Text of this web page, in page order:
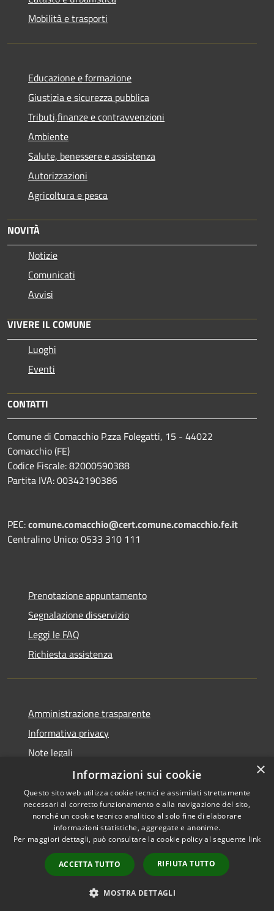
Mobilità e trasporti
Educazione e formazione
Giustizia e sicurezza pubblica
Tributi,finanze e contravvenzioni
Ambiente
Salute, benessere e assistenza
Autorizzazioni
Agricoltura e pesca
NOVITÀ
Notizie
Comunicati
Avvisi
VIVERE IL COMUNE
Luoghi
Eventi
CONTATTI
Comune di Comacchio P.zza Folegatti, 15 - 44022
Comacchio (FE)
Codice Fiscale: 82000590388
Partita IVA: 00342190386
PEC:comune.comacchio@cert.comune.comacchio.fe.it
Centralino Unico: 0533 310 111
Prenotazione appuntamento
Segnalazione disservizio
Leggi le FAQ
Richiesta assistenza
Amministrazione trasparente
Informativa privacy
Note legali
Dichiarazione di accessibilità
RSS
Accessibilità
Copyright © 2026 • Città di
Municipium•
Accesso
redazione
×
Informazioni sui cookie
Questo sito web utilizza cookie tecnici e assimilati strettamente
necessari al corretto funzionamento e alla navigazione del sito,
nonché un cookie tecnico analitico al solo fine di elaborare
informazioni statistiche, aggregate e anonime.
Per maggiori dettagli, può consultare la cookie policy al seguente link
ACCETTA TUTTO RIFIUTA TUTTO
MOSTRA DETTAGLI